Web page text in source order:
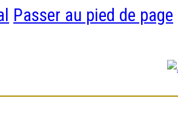
Passer au pied de page